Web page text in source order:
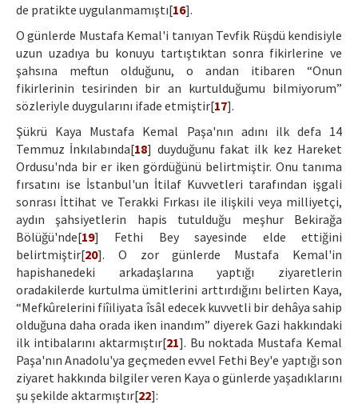
de pratikte uygulanmamıştı[16].
O günlerde Mustafa Kemal'i tanıyan Tevfik Rüşdü kendisiyle
uzun uzadıya bu konuyu tartıştıktan sonra fikirlerine ve
şahsına meftun olduğunu, o andan itibaren “Onun
fikirlerinin tesirinden bir an kurtulduğumu bilmiyorum”
sözleriyle duygularını ifade etmiştir[17].
Şükrü Kaya Mustafa Kemal Paşa'nın adını ilk defa 14
Temmuz İnkılabında[18] duyduğunu fakat ilk kez Hareket
Ordusu'nda bir er iken gördüğünü belirtmiştir. Onu tanıma
fırsatını ise İstanbul'un İtilaf Kuvvetleri tarafından işgali
sonrası İttihat ve Terakki Fırkası ile ilişkili veya milliyetçi,
aydın şahsiyetlerin hapis tutulduğu meşhur Bekirağa
Bölüğü'nde[19] Fethi Bey sayesinde elde ettiğini
belirtmiştir[20]. O zor günlerde Mustafa Kemal'in
hapishanedeki arkadaşlarına yaptığı ziyaretlerin
oradakilerde kurtulma ümitlerini arttırdığını belirten Kaya,
“Mefkûrelerini fiîiliyata îsâl edecek kuvvetli bir dehâya sahip
olduğuna daha orada iken inandım” diyerek Gazi hakkındaki
ilk intibalarını aktarmıştır[21]. Bu noktada Mustafa Kemal
Paşa'nın Anadolu'ya geçmeden evvel Fethi Bey'e yaptığı son
ziyaret hakkında bilgiler veren Kaya o günlerde yaşadıklarını
şu şekilde aktarmıştır[22]: